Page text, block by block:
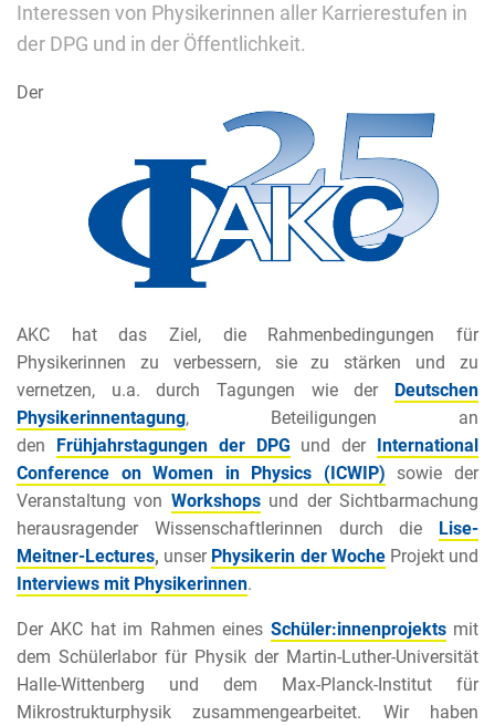
Interessen von Physikerinnen aller Karrierestufen in
der DPG und in der Öffentlichkeit.
Der
AKC hat das Ziel, die Rahmenbedingungen für
Physikerinnen zu verbessern, sie zu stärken und zu
vernetzen, u.a. durch Tagungen wie der
Deutschen
Physikerinnentagung,
Beteiligungen an
den
Frühjahrstagungen der DPG und der
International
Conference on Women in Physics (ICWIP) sowie der
Veranstaltung von Workshopsund der Sichtbarmachung
herausragender Wissenschaftlerinnen durch die
Lise-
Meitner-Lectures, unser Physikerin der WocheProjekt und
Interviews mit Physikerinnen.
Der AKC hat im Rahmen eines Schüler:innenprojektsmit
dem Schülerlabor für Physik der Martin-Luther-Universität
Halle-Wittenberg und dem Max-Planck-Institut für
Mikrostrukturphysik zusammengearbeitet. Wir haben